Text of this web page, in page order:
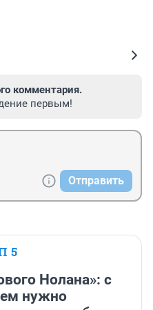
комментария.
первым!
Отправить
5
Нолана»: с
нужно